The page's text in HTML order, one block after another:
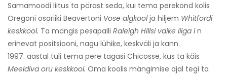
Samamoodi liitus ta pärast seda, kui tema perekond kolis
Oregoni osariiki Beavertoni Vose algkoolja hiljem Whitfordi
keskkool. Ta mängis pesapalli Raleigh Hillsi väike liiga in
erinevat positsiooni, nagu lühike, keskväli ja kann.
1997. aastal tuli tema pere tagasi Chicosse, kus ta käis
Meeldiva oru keskkool. Oma koolis mängimise ajal tegi ta